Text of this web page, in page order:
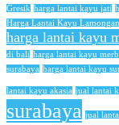
Gresik harga lantai kayu jati
Harga Lantai Kayu Lamongan
harga lantai kayu
di bali harga lantai kayu
surabaya harga lantai kayu
lantai kayu akasia jual lantai
surabaya jual